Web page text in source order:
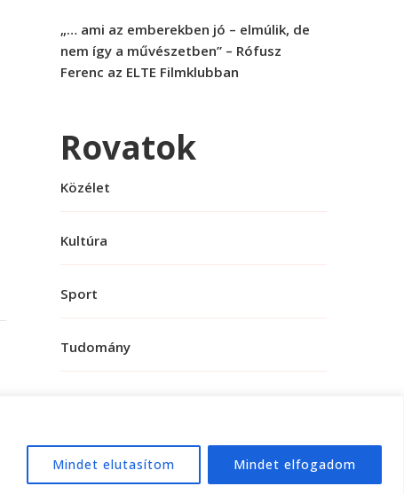
Mindet elutasítom Mindet elfogadom
„… ami az emberekben jó – elmúlik, de
nem így a művészetben” – Rófusz
Ferenc az ELTE Filmklubban
Rovatok
Közélet
Kultúra
Sport
Tudomány
WordPress.